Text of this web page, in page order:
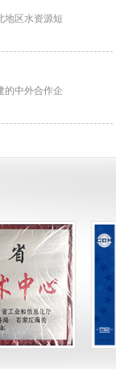
地区水资源短
的中外合作企